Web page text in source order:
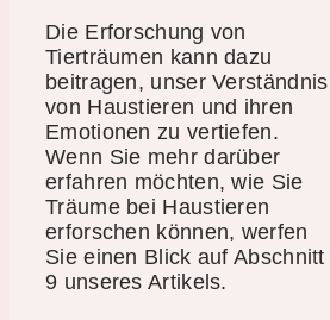
Die Erforschung von
Tierträumen kann dazu
beitragen, unser Verständnis
von Haustieren und ihren
Emotionen zu vertiefen.
Wenn Sie mehr darüber
erfahren möchten, wie Sie
Träume bei Haustieren
erforschen können, werfen
Sie einen Blick auf Abschnitt
9 unseres Artikels.